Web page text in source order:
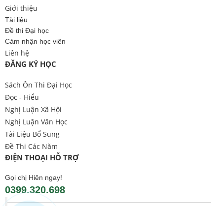
Giới thiệu
Tài liệu
Đề thi Đại học
Cảm nhận học viên
Liên hệ
ĐĂNG KÝ HỌC
Sách Ôn Thi Đại Học
Đọc - Hiểu
Nghị Luận Xã Hội
Nghị Luận Văn Học
Tài Liệu Bổ Sung
Đề Thi Các Năm
ĐIỆN THOẠI HỖ TRỢ
Gọi chị Hiên ngay!
0399.320.698